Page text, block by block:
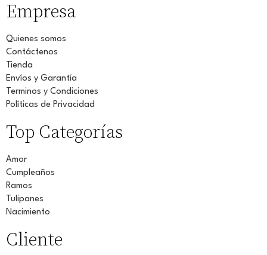
Empresa
Quienes somos
Contáctenos
Tienda
Envíos y Garantía
Terminos y Condiciones
Políticas de Privacidad
Top Categorías
Amor
Cumpleaños
Ramos
Tulipanes
Nacimiento
Cliente